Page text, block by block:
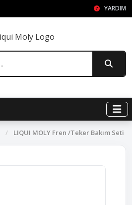
YARDIM
/ LIQUI MOLY Fren /Teker Bakım Seti